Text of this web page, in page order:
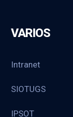
VARIOS
Intranet
SIOTUGS
IPSOT